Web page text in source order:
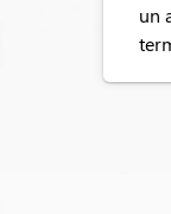
un